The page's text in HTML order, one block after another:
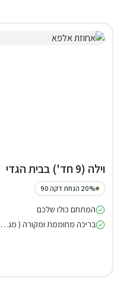
וילה (9 חד') בבית הגדי
20% הנחת דקה 90
המתחם כולו שלכם
בריכה מחוממת ומקורה ( מגודרת )